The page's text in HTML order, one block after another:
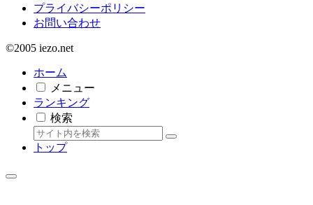
プライバシーポリシー
お問い合わせ
©2005 iezo.net
ホーム
メニュー
ランキング
検索
トップ